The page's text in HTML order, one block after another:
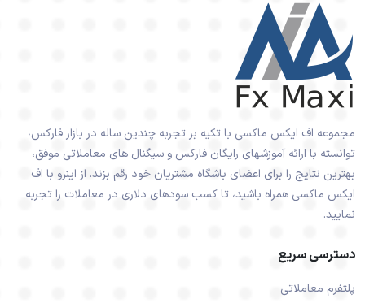
مجموعه اف ایکس ماکسی با تکیه بر تجربه چندین ساله در بازار فارکس،
توانسته با ارائه آموزشهای رایگان فارکس و سیگنال های معاملاتی موفق،
بهترین نتایج را برای اعضای باشگاه مشتریان خود رقم بزند. از اینرو با اف
ایکس ماکسی همراه باشید، تا کسب سودهای دلاری در معاملات را تجربه
نمایید.
دسترسی سریع
پلتفرم معاملاتی